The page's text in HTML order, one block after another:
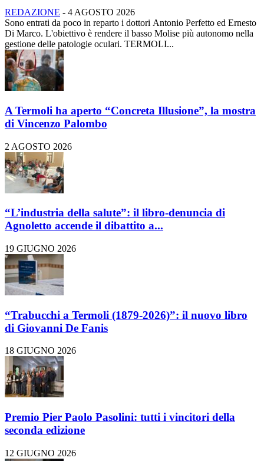
REDAZIONE - 4 AGOSTO 2026
Sono entrati da poco in reparto i dottori Antonio Perfetto ed Ernesto
Di Marco. L'obiettivo è rendere il basso Molise più autonomo nella
gestione delle patologie oculari. TERMOLI...
A Termoli ha aperto “Concreta Illusione”, la mostra
di Vincenzo Palombo
2 AGOSTO 2026
“L’industria della salute”: il libro-denuncia di
Agnoletto accende il dibattito a...
19 GIUGNO 2026
“Trabucchi a Termoli (1879-2026)”: il nuovo libro
di Giovanni De Fanis
18 GIUGNO 2026
Premio Pier Paolo Pasolini: tutti i vincitori della
seconda edizione
12 GIUGNO 2026